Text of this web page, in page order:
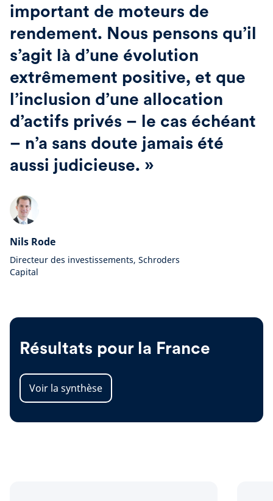
important de moteurs de
rendement. Nous pensons qu’il
s’agit là d’une évolution
extrêmement positive, et que
l’inclusion d’une allocation
d’actifs privés – le cas échéant
– n’a sans doute jamais été
aussi judicieuse. »
Nils Rode
Directeur des investissements, Schroders
Capital
Résultats pour la France
Voir la synthèse